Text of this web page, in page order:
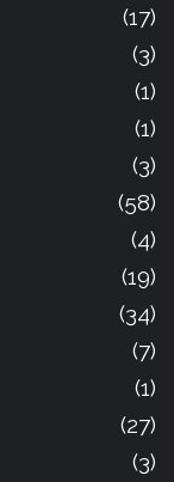
(17)
(3)
(1)
(1)
(3)
(58)
(4)
(19)
(34)
(7)
(1)
(27)
(3)